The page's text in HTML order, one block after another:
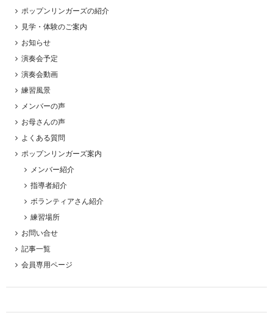
ポップンリンガーズの紹介
見学・体験のご案内
お知らせ
演奏会予定
演奏会動画
練習風景
メンバーの声
お母さんの声
よくある質問
ポップンリンガーズ案内
メンバー紹介
指導者紹介
ボランティアさん紹介
練習場所
お問い合せ
記事一覧
会員専用ページ